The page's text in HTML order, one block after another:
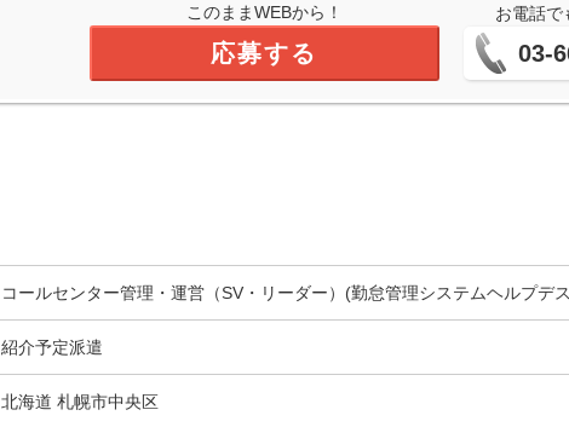
このままWEBから！
応募する
お電話で
03-
コールセンター管理・運営（SV・リーダー）(勤怠管理システムヘルプデ
紹介予定派遣
北海道 札幌市中央区